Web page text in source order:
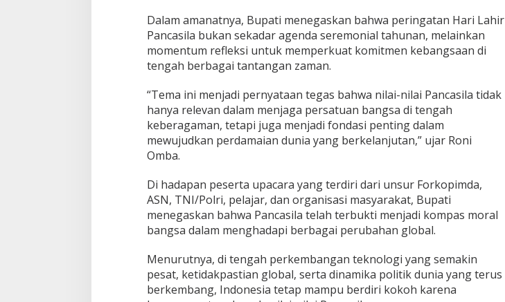
Dalam amanatnya, Bupati menegaskan bahwa peringatan Hari Lahir
Pancasila bukan sekadar agenda seremonial tahunan, melainkan
momentum refleksi untuk memperkuat komitmen kebangsaan di
tengah berbagai tantangan zaman.
“Tema ini menjadi pernyataan tegas bahwa nilai-nilai Pancasila tidak
hanya relevan dalam menjaga persatuan bangsa di tengah
keberagaman, tetapi juga menjadi fondasi penting dalam
mewujudkan perdamaian dunia yang berkelanjutan,” ujar Roni
Omba.
Di hadapan peserta upacara yang terdiri dari unsur Forkopimda,
ASN, TNI/Polri, pelajar, dan organisasi masyarakat, Bupati
menegaskan bahwa Pancasila telah terbukti menjadi kompas moral
bangsa dalam menghadapi berbagai perubahan global.
Menurutnya, di tengah perkembangan teknologi yang semakin
pesat, ketidakpastian global, serta dinamika politik dunia yang terus
berkembang, Indonesia tetap mampu berdiri kokoh karena